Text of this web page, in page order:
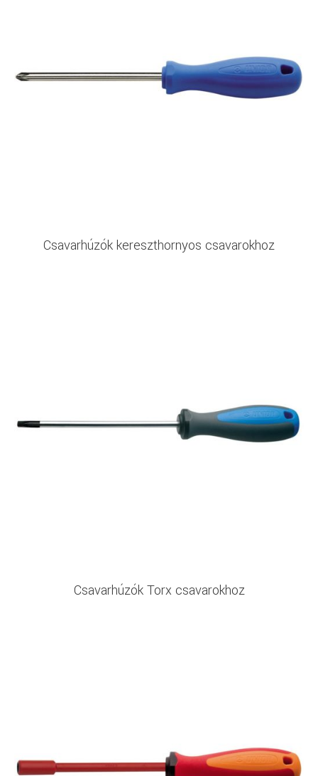
Csavarhúzók kereszthornyos csavarokhoz
Csavarhúzók Torx csavarokhoz